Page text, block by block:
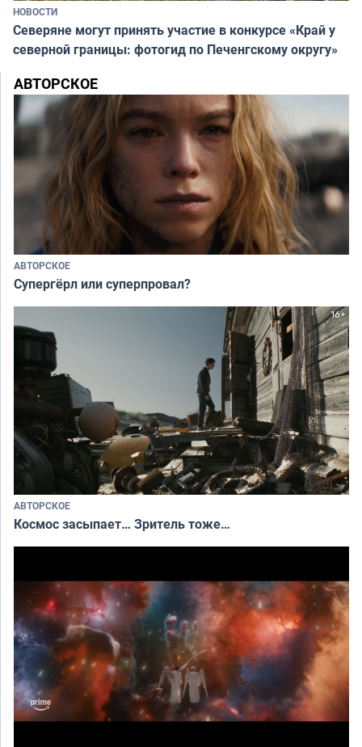
НОВОСТИ
Северяне могут принять участие в конкурсе «Край у
северной границы: фотогид по Печенгскому округу»
АВТОРСКОЕ
АВТОРСКОЕ
Супергёрл или суперпровал?
АВТОРСКОЕ
Космос засыпает… Зритель тоже…